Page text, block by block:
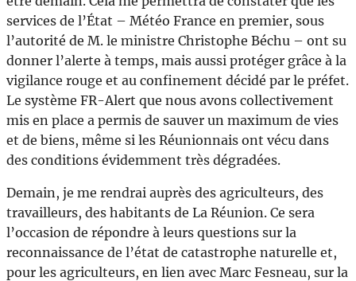
services de l’État – Météo France en premier, sous
l’autorité de M. le ministre Christophe Béchu – ont su
donner l’alerte à temps, mais aussi protéger grâce à la
vigilance rouge et au confinement décidé par le préfet.
Le système FR-Alert que nous avons collectivement
mis en place a permis de sauver un maximum de vies
et de biens, même si les Réunionnais ont vécu dans
des conditions évidemment très dégradées.
Demain, je me rendrai auprès des agriculteurs, des
travailleurs, des habitants de La Réunion. Ce sera
l’occasion de répondre à leurs questions sur la
reconnaissance de l’état de catastrophe naturelle et,
pour les agriculteurs, en lien avec Marc Fesneau, sur la